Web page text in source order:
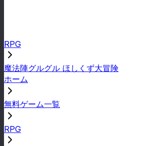
RPG
魔法陣グルグル ほしくず大冒険
ホーム
無料ゲーム一覧
RPG